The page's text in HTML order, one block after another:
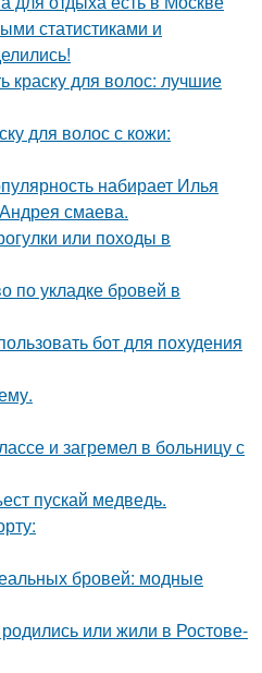
статистиками и
краску для волос: лучшие
для волос с кожи:
набирает Илья
смаева.
или походы в
по укладке бровей в
бот для похудения
и загремел в больницу с
пускай медведь.
бровей: модные
или жили в Ростове-